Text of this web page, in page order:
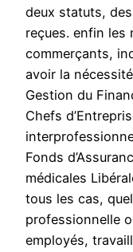
deux statuts,
reçues. enfin les
commerçants,
avoir la
Gestion du
Chefs
Fonds
médicales
tous les cas,
professionnelle
employés,